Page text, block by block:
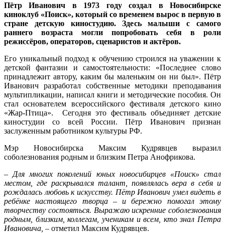
Пётр Иванович в 1973 году создал в Новосибирске
киноклуб «Поиск», который со временем вырос в первую в
стране детскую киностудию. Здесь малыши с самого
раннего возраста могли попробовать себя в роли
режиссёров, операторов, сценаристов и актёров.
Его уникальный подход к обучению строился на уважении к
детской фантазии и самостоятельности: «Последнее слово
принадлежит автору, каким бы маленьким он ни был». Пётр
Иванович разработал собственные методики преподавания
мультипликации, написал книги и методические пособия. Он
стал основателем всероссийского фестиваля детского кино
«Жар-Птица». Сегодня это фестиваль объединяет детские
киностудии со всей России. Пётр Иванович признан
заслуженным работником культуры РФ.
Мэр Новосибирска Максим Кудрявцев выразил
соболезнования родным и близким Петра Анофрикова.
– Для многих поколений юных новосибирцев «Поиск» стал
местом, где раскрывался талант, появлялась вера в себя и
рождалась любовь к искусству. Пётр Иванович умел видеть в
ребёнке настоящего творца – и бережно помогал этому
творчеству состояться. Выражаю искренние соболезнования
родным, близким, коллегам, ученикам и всем, кто знал Петра
Ивановича, – отметил Максим Кудрявцев.